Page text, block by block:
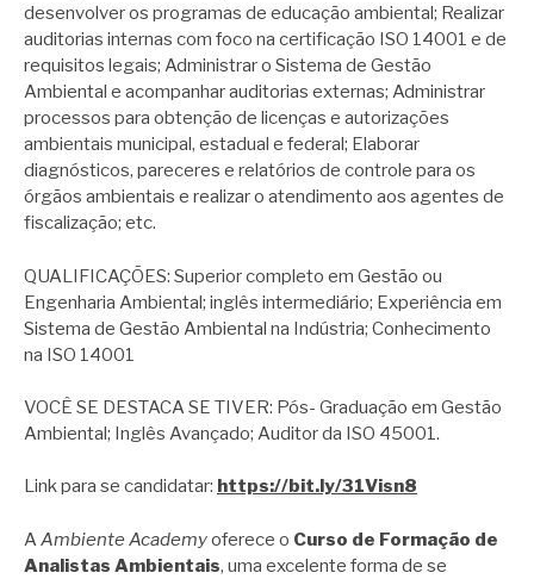
desenvolver os programas de educação ambiental; Realizar
auditorias internas com foco na certificação ISO 14001 e de
requisitos legais; Administrar o Sistema de Gestão
Ambiental e acompanhar auditorias externas; Administrar
processos para obtenção de licenças e autorizações
ambientais municipal, estadual e federal; Elaborar
diagnósticos, pareceres e relatórios de controle para os
órgãos ambientais e realizar o atendimento aos agentes de
fiscalização; etc.
QUALIFICAÇÕES: Superior completo em Gestão ou
Engenharia Ambiental; inglês intermediário; Experiência em
Sistema de Gestão Ambiental na Indústria; Conhecimento
na ISO 14001
VOCÊ SE DESTACA SE TIVER: Pós- Graduação em Gestão
Ambiental; Inglês Avançado; Auditor da ISO 45001.
Link para se candidatar: https://bit.ly/31Visn8
AAmbiente Academyoferece o Curso de Formação de
Analistas Ambientais, uma excelente forma de se